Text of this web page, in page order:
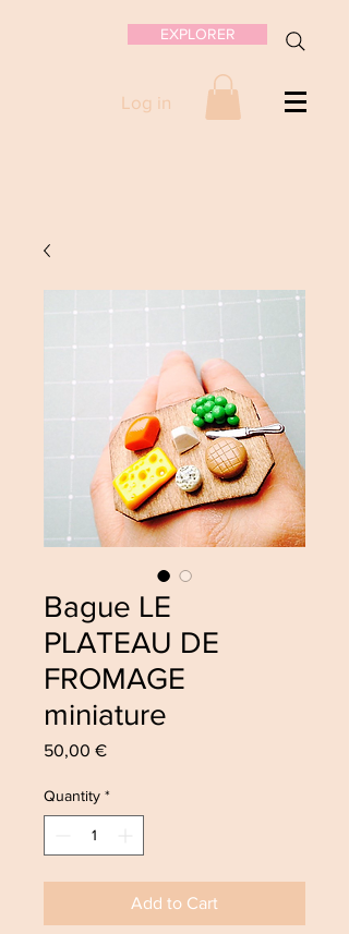
EXPLORER
Log in
Bague LE
PLATEAU DE
FROMAGE
miniature
50,00 €Price
Quantity *
Add to Cart